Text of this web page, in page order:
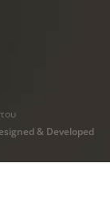
& Developed